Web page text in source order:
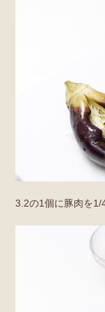
3.2の1個に豚肉を1/